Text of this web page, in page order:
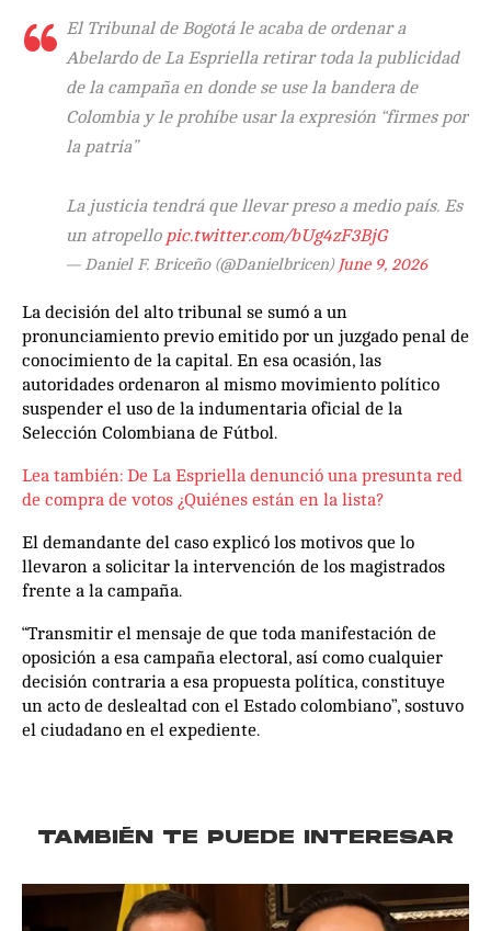
El Tribunal de Bogotá le acaba de ordenar a
Abelardo de La Espriella retirar toda la publicidad
de la campaña en donde se use la bandera de
Colombia y le prohíbe usar la expresión “firmes por
la patria”
La justicia tendrá que llevar preso a medio país. Es
un atropello pic.twitter.com/bUg4zF3BjG
— Daniel F. Briceño (@Danielbricen) June 9, 2026
La decisión del alto tribunal se sumó a un
pronunciamiento previo emitido por un juzgado penal de
conocimiento de la capital. En esa ocasión, las
autoridades ordenaron al mismo movimiento político
suspender el uso de la indumentaria oficial de la
Selección Colombiana de Fútbol.
Lea también: De La Espriella denunció una presunta red
de compra de votos ¿Quiénes están en la lista?
El demandante del caso explicó los motivos que lo
llevaron a solicitar la intervención de los magistrados
frente a la campaña.
“Transmitir el mensaje de que toda manifestación de
oposición a esa campaña electoral, así como cualquier
decisión contraria a esa propuesta política, constituye
un acto de deslealtad con el Estado colombiano”, sostuvo
el ciudadano en el expediente.
TAMBIÉN TE PUEDE INTERESAR